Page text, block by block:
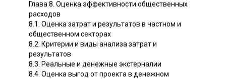
Глава 8. Оценка эффективности общественных
расходов
8.1. Оценка затрат и результатов в частном и
общественном секторах
8.2. Критерии и виды анализа затрат и
результатов
8.3. Реальные и денежные экстерналии
8.4. Оценка выгод от проекта в денежном